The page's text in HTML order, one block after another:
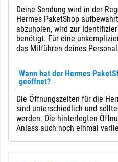
Deine Sendung wird in der
Hermes PaketShop
abzuholen, wird zur
benötigt. Für eine
das Mitführen deines
Wann hat der Hermes
geöffnet?
Die Öffnungszeiten für die
sind unterschiedlich und
werden. Die hinterlegten
Anlass auch noch einmal